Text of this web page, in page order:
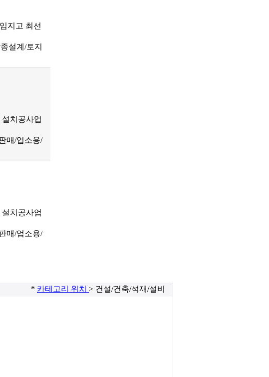
지고 최선
설계/토지
치공사업
매/업소용/
치공사업
매/업소용/
* 카테고리 위치 > 건설/건축/석재/설비